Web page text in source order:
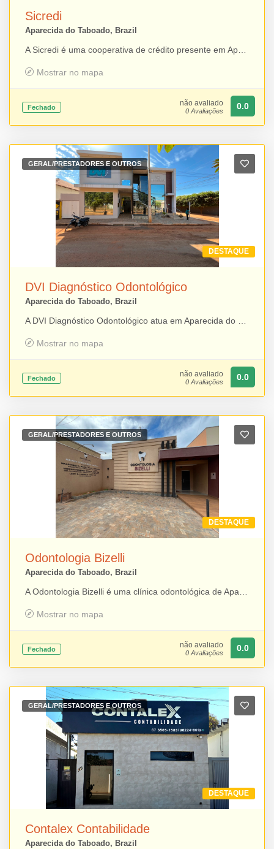
Sicredi
Aparecida do Taboado, Brazil
A Sicredi é uma cooperativa de crédito presente em Aparecida do Taboado, oferecendo soluções financeiras para pessoas físicas, empresas e produtores rurais. Entre os serviços disponibilizados estão contas, investimentos, crédito, financiamentos, seguros, consórcios e meios de pagamento, sempre com atendimento próximo e foco no desenvolvimento dos associados e da comunidade. Para mais praticidade, a agência também disponibiliza atendimento pelo WhatsApp Corporativo: (51) 3358-4770.
Mostrar no mapa
Fechado não avaliado
0 Avaliações 0.0
DESTAQUE
GERAL/PRESTADORES E OUTROS
DVI Diagnóstico Odontológico
Aparecida do Taboado, Brazil
A DVI Diagnóstico Odontológico atua em Aparecida do Taboado oferecendo soluções em diagnóstico, planejamento e suporte para tratamentos odontológicos. A unidade conta com elevador, proporcionando mais acessibilidade e comodidade aos pacientes e profissionais. Entre os serviços estão tomografia computadorizada Cone Beam, radiografias digitais 2D e 3D, escaneamento intraoral, fotografia digital, telerradiografia, biomodelos, planejamento cirúrgico virtual, guias cirúrgicas para implantes e periodontia, setup ortodôntico virtual e diferentes documentações odontológicas. A DVI também dispõe de recursos voltados ao planejamento de tratamentos estéticos, como Smile Design Motivacional, Ideal e Funcional, além de laboratório de gesso e soluções digitais em 3D. Com estrutura voltada ao suporte completo do trabalho odontológico, a DVI busca oferecer precisão nos diagnósticos e maior previsibilidade no planejamento dos tratamentos. No mesmo ambiente, também estão disponíveis sala comercial para locação mensal e espaço de coworking, ampliando as possibilidades para profissionais que procuram um local para desenvolver suas atividades.
Mostrar no mapa
Fechado não avaliado
0 Avaliações 0.0
DESTAQUE
GERAL/PRESTADORES E OUTROS
Odontologia Bizelli
Aparecida do Taboado, Brazil
A Odontologia Bizelli é uma clínica odontológica de Aparecida do Taboado que reúne profissionais especializados para oferecer um atendimento completo e personalizado. A equipe é formada pelos cirurgiões-dentistas Waldomiro Aimar Bizelli Filho, especialista em tratamento de canal e prótese dentária; Vinícius Ferreira Bizelli, especialista em periodontia e doutor em implantes dentários; e João Vitor Ferreira da Silva, com atuação na área de estética dental. Com foco na saúde bucal, na tecnologia e na qualidade do atendimento, a clínica oferece soluções para prevenção, reabilitação e estética do sorriso.
Mostrar no mapa
Fechado não avaliado
0 Avaliações 0.0
DESTAQUE
GERAL/PRESTADORES E OUTROS
Contalex Contabilidade
Aparecida do Taboado, Brazil